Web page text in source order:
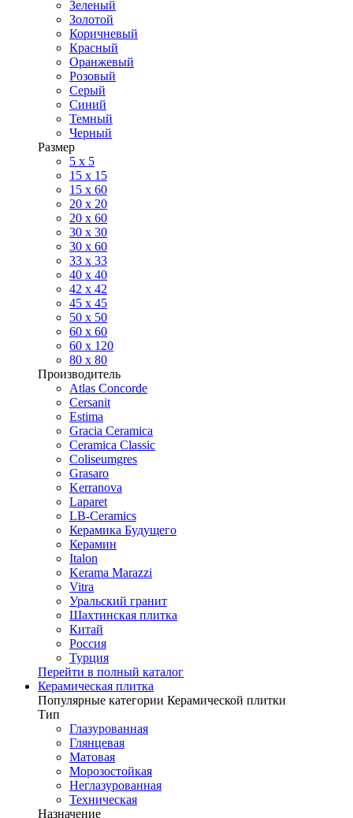
Зеленый
Золотой
Коричневый
Красный
Оранжевый
Розовый
Серый
Синий
Темный
Черный
Размер
5 x 5
15 x 15
15 x 60
20 х 20
20 x 60
30 х 30
30 x 60
33 x 33
40 х 40
42 x 42
45 x 45
50 x 50
60 х 60
60 x 120
80 x 80
Производитель
Atlas Concorde
Cersanit
Estima
Gracia Ceramica
Ceramica Classic
Coliseumgres
Grasaro
Kerranova
Laparet
LB-Ceramics
Керамика Будущего
Керамин
Italon
Kerama Marazzi
Vitra
Уральский гранит
Шахтинская плитка
Китай
Россия
Турция
Перейти в полный каталог
Керамическая плитка
Популярные категории Керамической плитки
Тип
Глазурованная
Глянцевая
Матовая
Морозостойкая
Неглазурованная
Техническая
Назначение